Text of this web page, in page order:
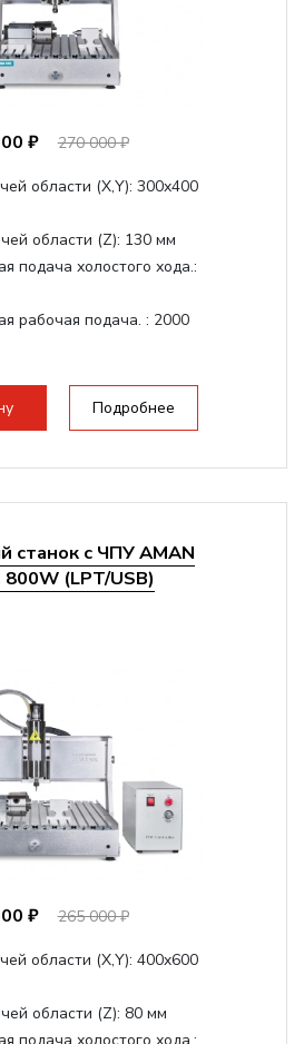
₽ 270 000 ₽
области (Х,Y): 300x400
области (Z): 130 мм
подача холостого хода.:
рабочая подача. : 2000
Т-слот
ER11
Подробнее
станок с ЧПУ AMAN
(LPT/USB)
₽ 265 000 ₽
области (Х,Y): 400x600
области (Z): 80 мм